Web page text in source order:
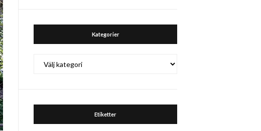
Kategorier
Etiketter